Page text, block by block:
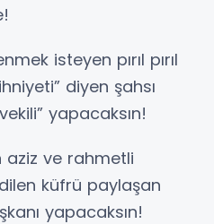
isteyen pırıl pırıl
diyen şahsı
yapacaksın!
aziz ve rahmetli
küfrü paylaşan
yapacaksın!